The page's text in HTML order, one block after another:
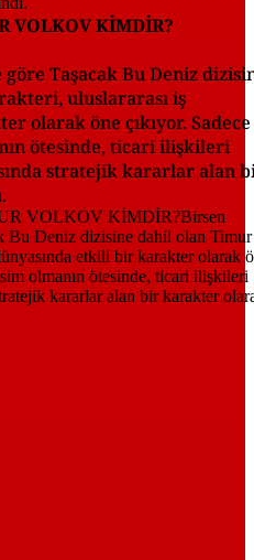
VOLKOV KİMDİR?
Taşacak Bu Deniz
uluslararası iş
olarak öne çıkıyor. Sadece
ötesinde, ticari ilişkileri
stratejik kararlar alan